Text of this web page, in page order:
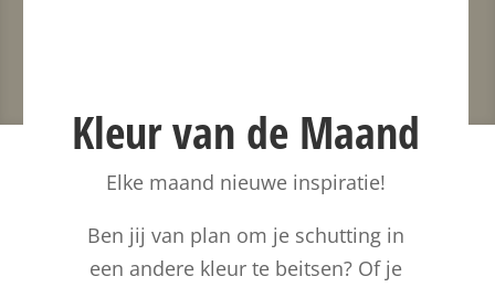
Kleur van de Maand
Elke maand nieuwe inspiratie!
Ben jij van plan om je schutting in
een andere kleur te beitsen? Of je